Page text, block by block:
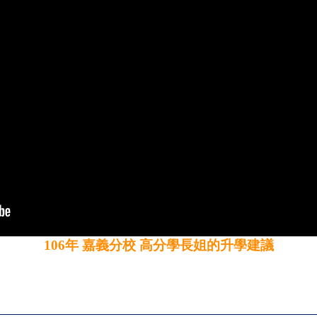
106年 嘉義分校 高分學長姐的升學建議